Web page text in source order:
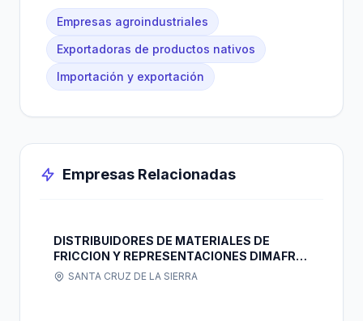
Empresas agroindustriales
Exportadoras de productos nativos
Importación y exportación
Empresas Relacionadas
DISTRIBUIDORES DE MATERIALES DE
FRICCION Y REPRESENTACIONES DIMAFRIC
REPRESENTACIONES S.R.L.
SANTA CRUZ DE LA SIERRA